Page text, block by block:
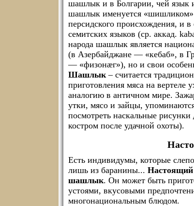
шашлык и в Болгарии, чей язык
шашлык именуется «шишликом»
персидского происхождения, и
семитских языков (ср. аккад.
народа шашлык является
(в Азербайджане — «кебаб», в
— «физонæг»), но и свои
Шашлык– считается
приготовления мяса на вертеле
аналогию в античном мире.
утки, мясо и зайцы,
посмотреть наскальные
костром после удачной охоты).
Есть индивидумы, которые
лишь из баранины... Настоящий
шашлык. Он может быть
устоями, вкусовыми
многонациональным блюдом.